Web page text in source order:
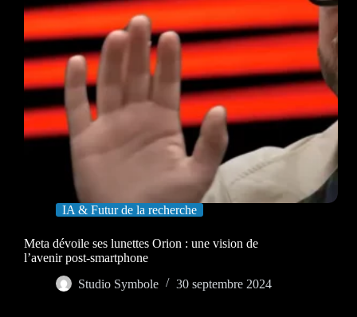
IA & Futur de la recherche
Meta dévoile ses lunettes Orion : une vision de
l’avenir post-smartphone
Studio Symbole
30 septembre 2024